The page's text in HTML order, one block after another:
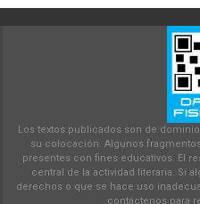
Los textos publicados son de
su colocación. Algunos
presentes con fines educativos. El
central de la actividad literaria. Si
derechos o que se hace uso
contáctenos para